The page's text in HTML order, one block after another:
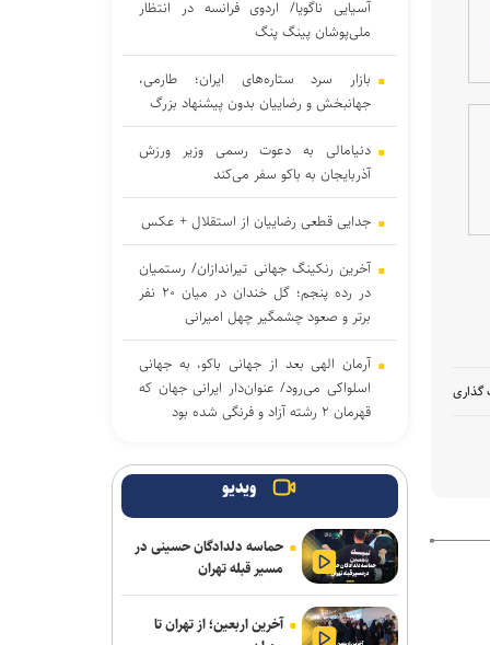
گذاری
آسیایی ناگویا/ اردوی فرانسه در انتظار
ملی‌پوشان پینگ پنگ
بازار سرد ستاره‌های ایران؛ طارمی،
جهانبخش و رضاییان بدون پیشنهاد بزرگ
دنیامالی به دعوت رسمی وزیر ورزش
آذربایجان به باکو سفر می‌کند
جدایی قطعی رضاییان از استقلال + عکس
آخرین رنکینگ جهانی تیراندازان/ رستمیان
در رده پنجم؛ گل خندان در میان ۲۰ نفر
برتر و صعود چشمگیر چهل امیرانی
آرمان الهی بعد از جهانی باکو، به جهانی
اسلواکی می‌رود/ عنوان‌دار ایرانی جهان که
قهرمان ۲ رشته آزاد و فرنگی شده بود
رسمی| پنجره استقلال بسته ماند
تغییر ساختار در معاونت ورزشی باشگاه
پرسپولیس؛ تشکیل سه مدیریت مستقل
آراسته به نساجی پیوست
ویدیو
حماسه دلدادگان حسینی در
مسیر قبله تهران
آخرین اربعین؛ از تهران تا